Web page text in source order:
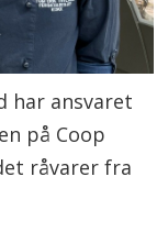
har ansvaret
på Coop
råvarer fra